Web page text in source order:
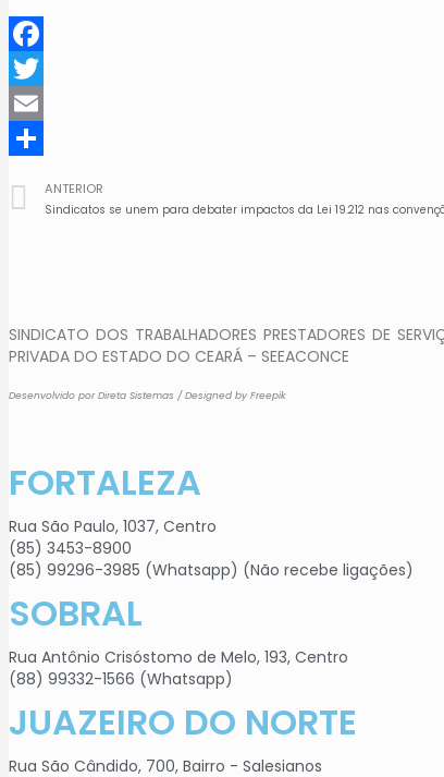
Facebook
Twitter
Email
ANTERIOR
Sindicatos se unem para debater impactos da Lei 19.212 nas
SINDICATO DOS TRABALHADORES PRESTADORES DE
PRIVADA DO ESTADO DO CEARÁ – SEEACONCE
Desenvolvido por Direta Sistemas / Designed by Freepik
FORTALEZA
Rua São Paulo, 1037, Centro
(85) 3453-8900
(85) 99296-3985 (Whatsapp) (Não recebe ligações)
SOBRAL
Rua Antônio Crisóstomo de Melo, 193, Centro
(88) 99332-1566 (Whatsapp)
JUAZEIRO DO NORTE
Rua São Cândido, 700, Bairro - Salesianos